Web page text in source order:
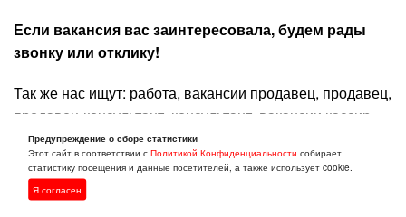
Если вакансия вас заинтересовала, будем рады
звонку или отклику!
Так же нас ищут: работа, вакансии продавец, продавец,
продавец-консультант, консультант, вакансии кассир,
кассир, продавец-кассир, комплектовщик,
консультации, выкладка, работник торгового зала,
сменный график, работа без опыта, работа в магазине,
работа рядом с домом
Предупреждение о сборе статистики
Этот сайт в соответствии сПолитикой Конфиденциальности собирает
статистику посещения и данные посетителей, а также использует cookie.
Я согласен